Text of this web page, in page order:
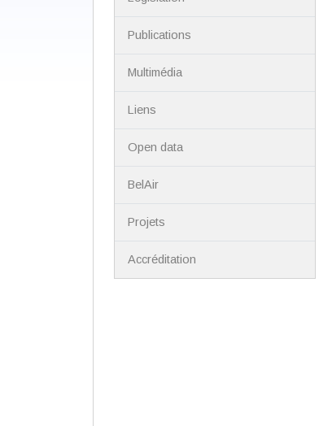
Publications
Multimédia
Liens
Open data
BelAir
Projets
Accréditation